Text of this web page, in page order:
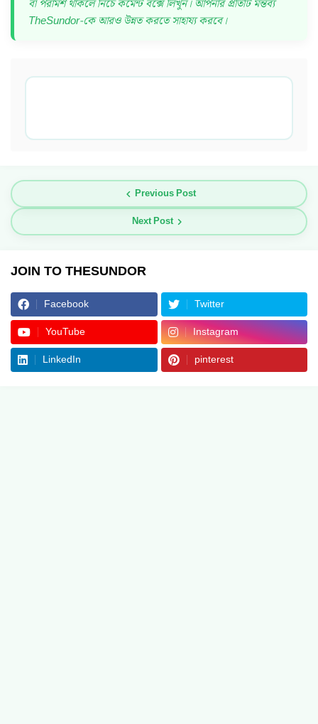
বা পরামর্শ থাকলে নিচে কমেন্ট বক্সে লিখুন। আপনার প্রতিটি মন্তব্য
TheSundor-কে আরও উন্নত করতে সাহায্য করবে।
Previous Post
Next Post
JOIN TO THESUNDOR
Facebook
Twitter
YouTube
Instagram
LinkedIn
pinterest